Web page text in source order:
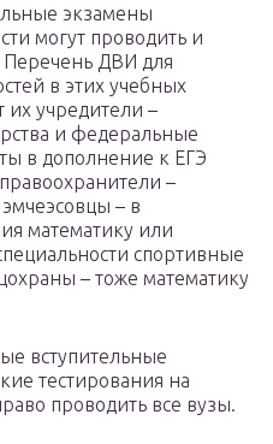
экзамены
могут проводить и
ДВИ для
в этих учебных
их учредители –
и федеральные
в дополнение к ЕГЭ
–
– в
математику или
спортивные
– тоже математику
вступительные
тестирования на
проводить все вузы.